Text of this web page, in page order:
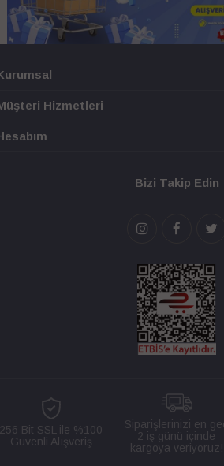
Hizmetleri
Bizi Takip Edin
256 Bit SSL ile %100
Güvenli Alışveriş
Siparişlerinizi en
2 iş günü içinde
kargoya veriyoruz!